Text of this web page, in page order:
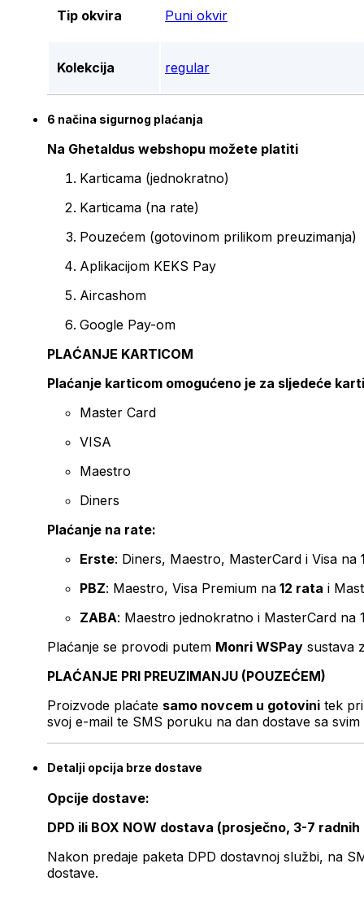
Tip okvira Puni okvir
Kolekcija regular
6 načina sigurnog plaćanja
Na Ghetaldus webshopu možete platiti
Karticama (jednokratno)
Karticama (na rate)
Pouzećem (gotovinom prilikom preuzimanja)
Aplikacijom KEKS Pay
Aircashom
Google Pay-om
PLAĆANJE KARTICOM
Plaćanje karticom omogućeno je za sljedeće
Master Card
VISA
Maestro
Diners
Plaćanje na rate:
Erste: Diners, Maestro, MasterCard i Visa na
PBZ: Maestro, Visa Premium na 12 rata i
ZABA: Maestro jednokratno i MasterCard na
Plaćanje se provodi putem Monri WSPay sustava
PLAĆANJE PRI PREUZIMANJU (POUZEĆEM)
Proizvode plaćate samo novcem u gotovini tek
svoj e-mail te SMS poruku na dan dostave sa svim
Detalji opcija brze dostave
Opcije dostave:
DPD ili BOX NOW dostava (prosječno, 3-7 radnih
Nakon predaje paketa DPD dostavnoj službi, na
dostave.